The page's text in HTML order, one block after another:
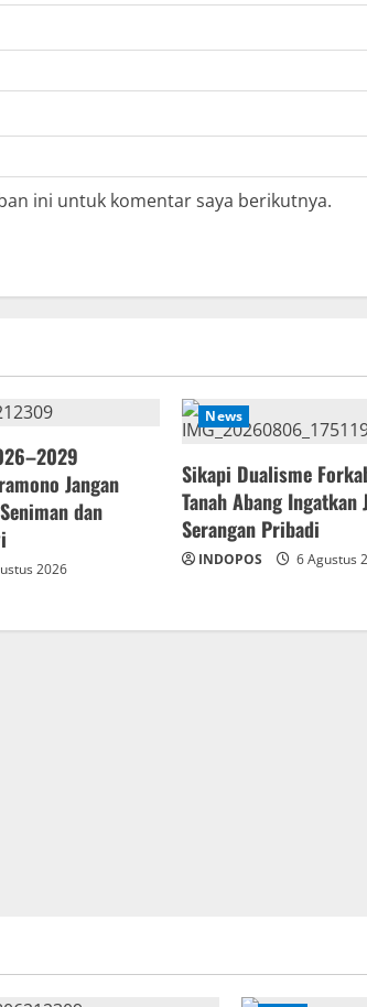
ini untuk komentar saya berikutnya.
Jangan
dan
2026
News
Sikapi Dualisme
Tanah Abang Ingatkan
Serangan Pribadi
INDOPOS 6 Agustus